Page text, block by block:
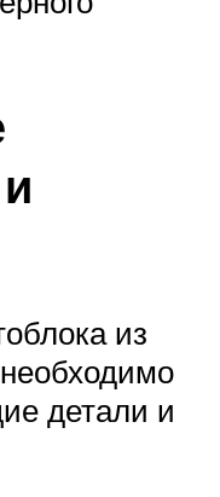
из
детали и